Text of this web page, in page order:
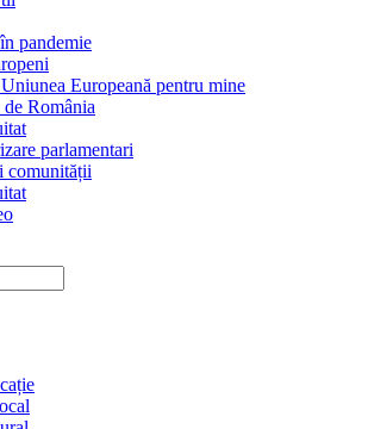
pandemie
Europeană pentru mine
România
parlamentari
comunității